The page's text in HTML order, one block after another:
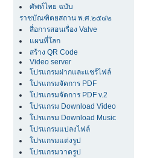
ศัพท์ไทย ฉบับ
ราชบัณฑิตยสถาน พ.ศ.๒๕๔๒
สื่อการสอนเรื่อง Valve
แผนที่โลก
สร้าง QR Code
Video server
โปรแกรมฝากและแชร์ไฟล์
โปรแกรมจัดการ PDF
โปรแกรมจัดการ PDF v.2
โปรแกรม Download Video
โปรแกรม Download Music
โปรแกรมแปลงไฟล์
โปรแกรมแต่งรูป
โปรแกรมวาดรูป